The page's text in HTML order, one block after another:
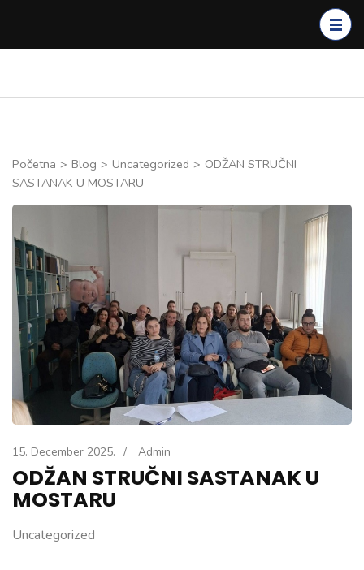
Enter)
Početna > Blog > Uncategorized > ODŽAN STRUČNI
SASTANAK U MOSTARU
15. December 2025. / Admin
ODŽAN STRUČNI SASTANAK U
MOSTARU
Uncategorized